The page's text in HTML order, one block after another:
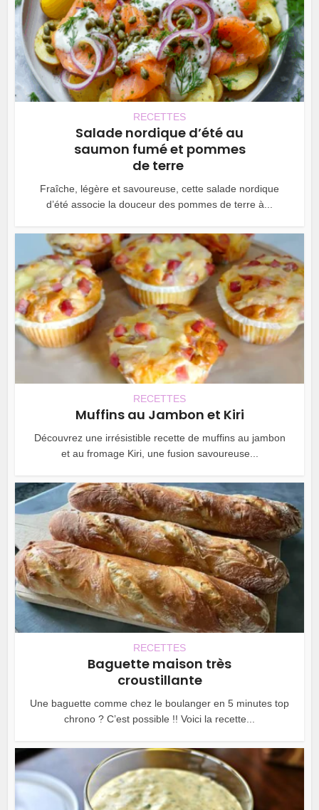
RECETTES
Salade nordique d’été au
saumon fumé et pommes
de terre
Fraîche, légère et savoureuse, cette salade nordique
d’été associe la douceur des pommes de terre à...
RECETTES
Muffins au Jambon et Kiri
Découvrez une irrésistible recette de muffins au jambon
et au fromage Kiri, une fusion savoureuse...
RECETTES
Baguette maison très
croustillante
Une baguette comme chez le boulanger en 5 minutes top
chrono ? C’est possible !! Voici la recette...